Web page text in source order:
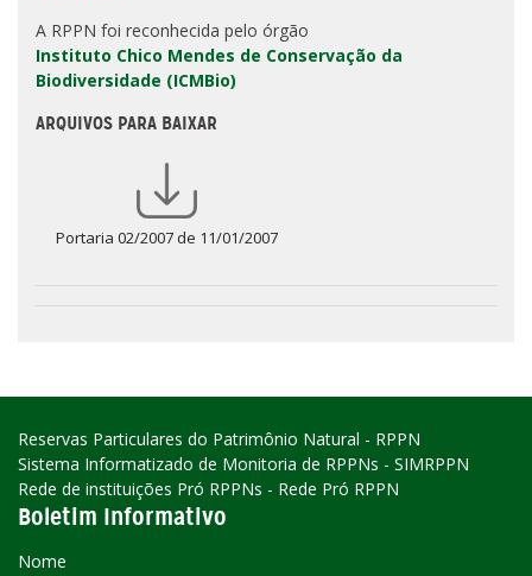
A RPPN foi reconhecida pelo órgão
Instituto Chico Mendes de Conservação da
Biodiversidade (ICMBio)
ARQUIVOS PARA BAIXAR
Portaria 02/2007 de 11/01/2007
Reservas Particulares do Patrimônio Natural - RPPN
Sistema Informatizado de Monitoria de RPPNs - SIMRPPN
Rede de instituições Pró RPPNs - Rede Pró RPPN
Boletim Informativo
Nome